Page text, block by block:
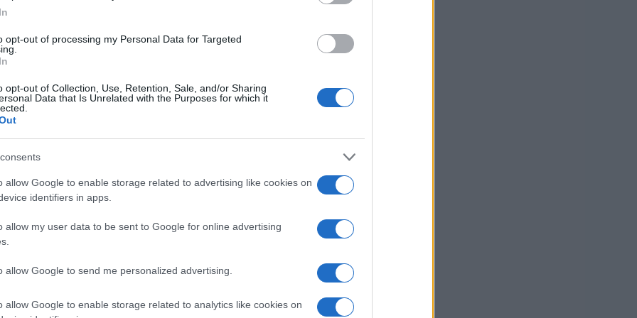
opt-out of processing my Personal Data for Targeted
opt-out of Collection, Use, Retention, Sale, and/or Sharing
Data that Is Unrelated with the Purposes for which it
allow Google to enable storage related to advertising like cookies on
identifiers in apps.
allow my user data to be sent to Google for online advertising
allow Google to send me personalized advertising.
allow Google to enable storage related to analytics like cookies on
Simbolična fotografija | FOTO: KNMEDIA
streljanju v zrakpred enem tednom po izredni seji
člani vlade s premierjem Robertom Golobom.
kriminalistična preiskava pa še poteka.
jo sumijo, da je prejšnji torek streljala v zrak, in
dni v Žabjaku posredovala policijska enota, med njimi
tulce, policija pa naj bi na odredbo za hišno preiskave po